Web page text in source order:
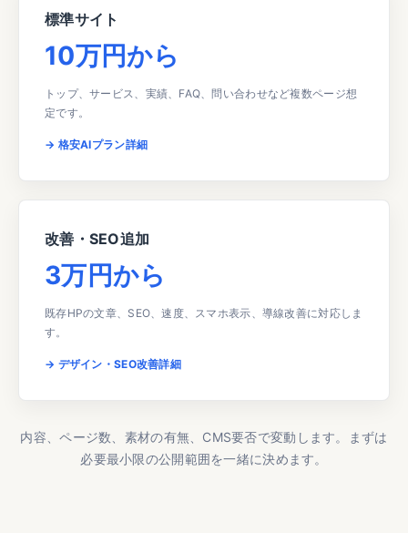
標準サイト
10万円から
トップ、サービス、実績、FAQ、問い合わせなど複数ページ想
定です。
→ 格安AIプラン詳細
改善・SEO追加
3万円から
既存HPの文章、SEO、速度、スマホ表示、導線改善に対応しま
す。
→ デザイン・SEO改善詳細
内容、ページ数、素材の有無、CMS要否で変動します。まずは
必要最小限の公開範囲を一緒に決めます。